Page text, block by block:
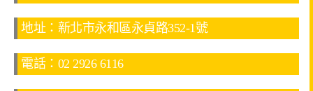
地址：新北市永和區永貞路352-1號
電話：02 2926 6116